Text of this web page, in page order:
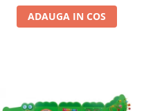
ADAUGA IN COS